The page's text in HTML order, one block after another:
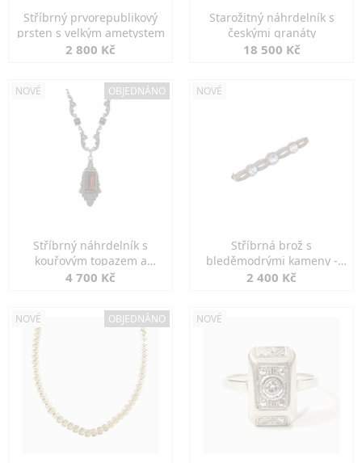
Stříbrný prvorepublikový
prsten s velkým ametystem
2 800 Kč
Starožitný náhrdelník s
českými granáty
18 500 Kč
NOVÉ OBJEDNÁNO
Stříbrný náhrdelník s
kouřovým topazem a
markazity
4 700 Kč
NOVÉ
Stříbrná brož s
bleděmodrými kameny -
jemná elegance
2 400 Kč
NOVÉ OBJEDNÁNO NOVÉ